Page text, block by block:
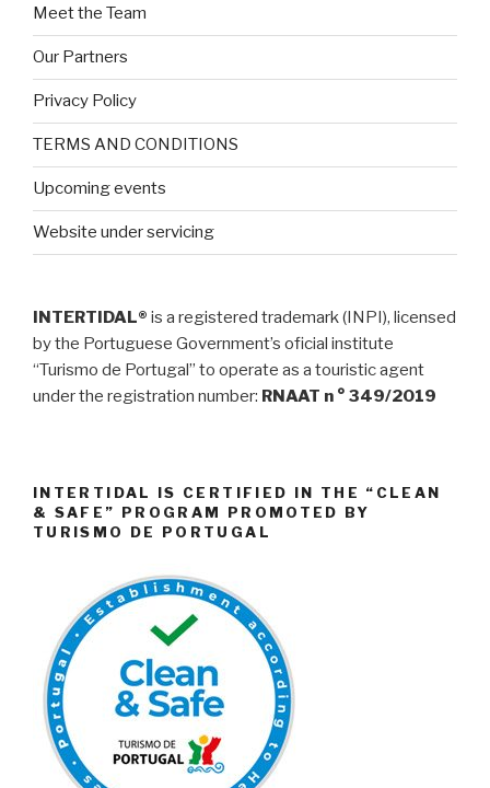
Meet the Team
Our Partners
Privacy Policy
TERMS AND CONDITIONS
Upcoming events
Website under servicing
INTERTIDAL® is a registered trademark (INPI), licensed
by the Portuguese Government’s oficial institute
“Turismo de Portugal” to operate as a touristic agent
under the registration number: RNAAT n ° 349/2019
INTERTIDAL IS CERTIFIED IN THE “CLEAN
& SAFE” PROGRAM PROMOTED BY
TURISMO DE PORTUGAL